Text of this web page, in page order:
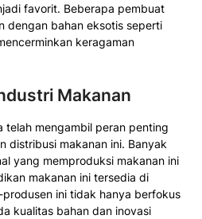
favorit. Beberapa pembuat
dengan bahan eksotis seperti
keragaman
Makanan
telah mengambil peran penting
distribusi makanan ini. Banyak
yang memproduksi makanan ini
makanan ini tersedia di
ini tidak hanya berfokus
kualitas bahan dan inovasi